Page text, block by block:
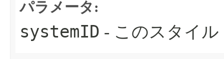
パラメータ:
systemID - このスタイ